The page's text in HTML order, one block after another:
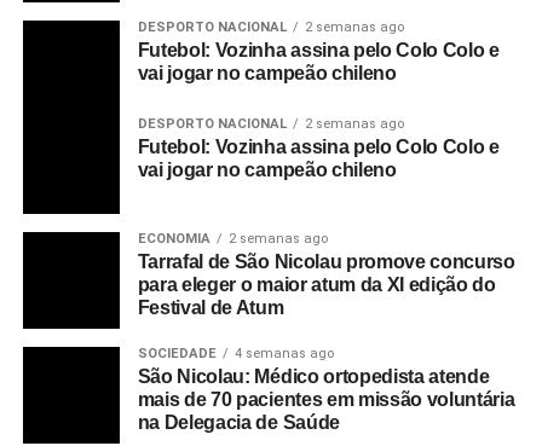
DESPORTO NACIONAL 2 semanas ago
Futebol: Vozinha assina pelo Colo Colo e
vai jogar no campeão chileno
DESPORTO NACIONAL 2 semanas ago
Futebol: Vozinha assina pelo Colo Colo e
vai jogar no campeão chileno
ECONOMIA 2 semanas ago
Tarrafal de São Nicolau promove concurso
para eleger o maior atum da XI edição do
Festival de Atum
SOCIEDADE 4 semanas ago
São Nicolau: Médico ortopedista atende
mais de 70 pacientes em missão voluntária
na Delegacia de Saúde